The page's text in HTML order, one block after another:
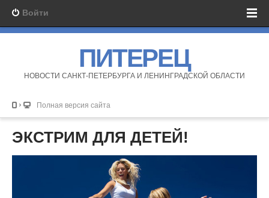
Войти
ПИТЕРЕЦ
НОВОСТИ САНКТ-ПЕТЕРБУРГА И ЛЕНИНГРАДСКОЙ ОБЛАСТИ
Полная версия сайта
ЭКСТРИМ ДЛЯ ДЕТЕЙ!